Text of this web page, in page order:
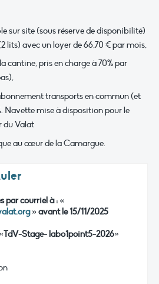
sur site (sous réserve de disponibilité)
lits) avec un loyer de 66,70 € par mois,
cantine, pris en charge à 70% par
transports en commun (et
Navette mise à disposition pour le
du Valat
au cœur de la Camargue.
par courriel à : «
» avant le 15/11/2025
TdV-Stage- labo1point5-2026»